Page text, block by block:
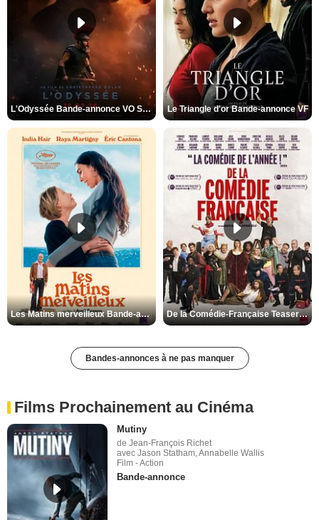
L'Odyssée Bande-annonce VO STFR Le Triangle d'or Bande-annonce VF
Les Matins merveilleux Bande-annonce VF De la Comédie-Française Teaser VF
Bandes-annonces à ne pas manquer
Films Prochainement au Cinéma
Mutiny
de Jean-François Richet
avec Jason Statham, Annabelle Wallis
Film - Action
Bande-annonce